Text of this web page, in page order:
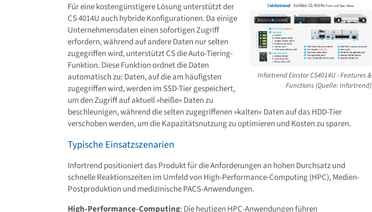
Infortrend Einstor CS4014U - Features &
Functions (Quelle: Infortrend)
Für eine kostengünstigere Lösung unterstützt der
CS 4014U auch hybride Konfigurationen. Da einige
Unternehmensdaten einen sofortigen Zugriff
erfordern, während auf andere Daten nur selten
zugegriffen wird, unterstützt CS die Auto-Tiering-
Funktion. Diese Funktion ordnet die Daten
automatisch zu: Daten, auf die am häufigsten
zugegriffen wird, werden im SSD-Tier gespeichert,
um den Zugriff auf aktuell »heiße« Daten zu
beschleunigen, während die selten zugegriffenen »kalten« Daten auf das HDD-Tier
verschoben werden, um die Kapazitätsnutzung zu optimieren und Kosten zu sparen.
Typische Einsatzszenarien
Infortrend positioniert das Produkt für die Anforderungen an hohen Durchsatz und
schnelle Reaktionszeiten im Umfeld von High-Performance-Computing (HPC), Medien-
Postproduktion und medizinische PACS-Anwendungen.
High-Performance-Computing: Die heutigen HPC-Anwendungen führen